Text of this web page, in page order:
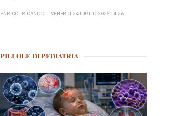
ENRICO TRICANICO VENERDÌ 24 LUGLIO 2026 14:26
PILLOLE DI PEDIATRIA